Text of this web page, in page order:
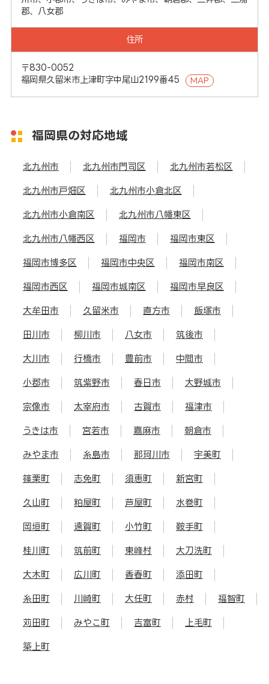
郡、八女郡
住所
〒830-0052
福岡県久留米市上津町字中尾山2199番45
MAP
福岡県の対応地域
北九州市 北九州市門司区 北九州市若松区
北九州市戸畑区 北九州市小倉北区
北九州市小倉南区 北九州市八幡東区
北九州市八幡西区 福岡市 福岡市東区
福岡市博多区 福岡市中央区 福岡市南区
福岡市西区 福岡市城南区 福岡市早良区
大牟田市 久留米市 直方市 飯塚市
田川市 柳川市 八女市 筑後市
大川市 行橋市 豊前市 中間市
小郡市 筑紫野市 春日市 大野城市
宗像市 太宰府市 古賀市 福津市
うきは市 宮若市 嘉麻市 朝倉市
みやま市 糸島市 那珂川市 宇美町
篠栗町 志免町 須恵町 新宮町
久山町 粕屋町 芦屋町 水巻町
岡垣町 遠賀町 小竹町 鞍手町
桂川町 筑前町 東峰村 大刀洗町
大木町 広川町 香春町 添田町
糸田町 川崎町 大任町 赤村 福智町
苅田町 みやこ町 吉富町 上毛町
築上町